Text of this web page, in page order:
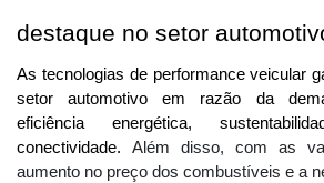
destaque no setor
As tecnologias de performance veicular
setor automotivo em razão da
eficiência energética,
conectividade. Além disso, com as
aumento no preço dos combustíveis e a